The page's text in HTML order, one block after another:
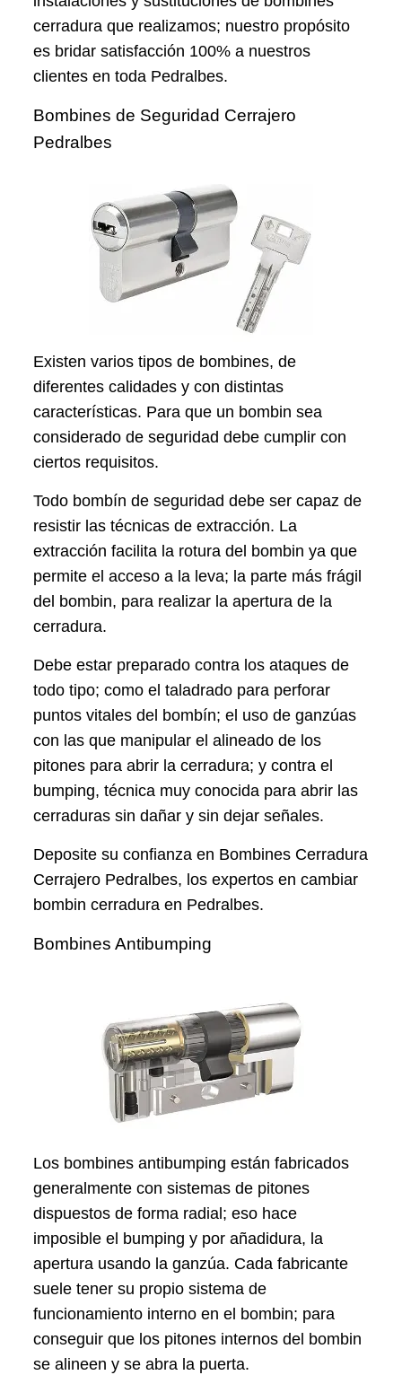
cerradura que realizamos; nuestro propósito
es bridar satisfacción 100% a nuestros
clientes en toda Pedralbes.
Bombines de Seguridad Cerrajero
Pedralbes
Existen varios tipos de bombines, de
diferentes calidades y con distintas
características. Para que un bombin sea
considerado de seguridad debe cumplir con
ciertos requisitos.
Todo bombín de seguridad debe ser capaz de
resistir las técnicas de extracción. La
extracción facilita la rotura del bombin ya que
permite el acceso a la leva; la parte más frágil
del bombin, para realizar la apertura de la
cerradura.
Debe estar preparado contra los ataques de
todo tipo; como el taladrado para perforar
puntos vitales del bombín; el uso de ganzúas
con las que manipular el alineado de los
pitones para abrir la cerradura; y contra el
bumping, técnica muy conocida para abrir las
cerraduras sin dañar y sin dejar señales.
Deposite su confianza en Bombines Cerradura
Cerrajero Pedralbes, los expertos en cambiar
bombin cerradura en Pedralbes.
Bombines Antibumping
Los bombines antibumping están fabricados
generalmente con sistemas de pitones
dispuestos de forma radial; eso hace
imposible el bumping y por añadidura, la
apertura usando la ganzúa. Cada fabricante
suele tener su propio sistema de
funcionamiento interno en el bombin; para
conseguir que los pitones internos del bombin
se alineen y se abra la puerta.